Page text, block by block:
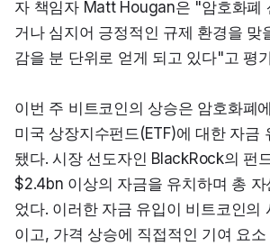
자 책임자 Matt Hougan은 "암호화폐
거나 심지어 긍정적인 규제 환경을 맞
감을 분 단위로 얻게 되고 있다"고 평
이번 주 비트코인의 상승은 암호화폐
미국 상장지수펀드(ETF)에 대한 자금
됐다. 시장 선도자인 BlackRock의 펀
$2.4bn 이상의 자금을 유치하며 총
었다. 이러한 자금 유입이 비트코인의
이고, 가격 상승에 직접적인 기여 요